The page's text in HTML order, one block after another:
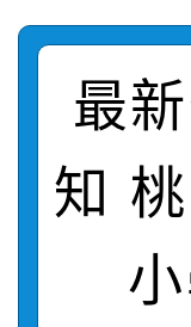
賽實
比賽
轉知
動辦
轉知
城市
轉知
劇
表
轉
敬
【
最
知